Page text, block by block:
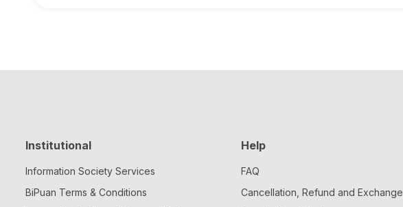
Institutional
Information Society Services
BiPuan Terms & Conditions
Help
FAQ
Cancellation, Refund and Exchange